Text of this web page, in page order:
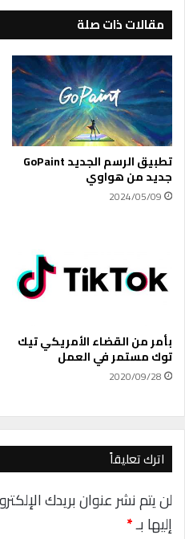
ك
ا
ء
ا
ل
ا
ص
ط
ن
ا
ع
ط
ر
ي
ع
م
ه
ا
ح
س
ي
ن
أ
د
ا
ء
ج
ه
ا
ك
مقالات ذات صلة
تطبيق الرسم الجديد GoPaint
جديد من هواوي
2024/05/09
بأمر من القضاء الأمريكي تيك
توك مستمر في العمل
2020/09/28
اترك تعليقاً
لن يتم نشر عنوان بريدك
إليها بـ*